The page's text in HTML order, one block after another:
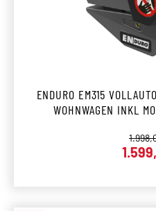
ENDURO EM315
WOHNWAGEN INKL